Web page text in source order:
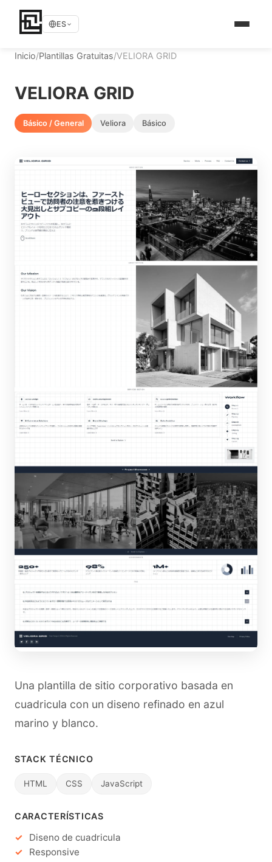
ES
Inicio/Plantillas Gratuitas/VELIORA GRID
VELIORA GRID
Básico / General Veliora Básico
Una plantilla de sitio corporativo basada en
cuadricula con un diseno refinado en azul
marino y blanco.
STACK TÉCNICO
HTML CSS JavaScript
CARACTERÍSTICAS
Diseno de cuadricula
Responsive